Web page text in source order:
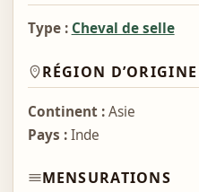
Type : Cheval de selle
RÉGION D’ORIGINE
Continent :Asie
Pays :Inde
MENSURATIONS